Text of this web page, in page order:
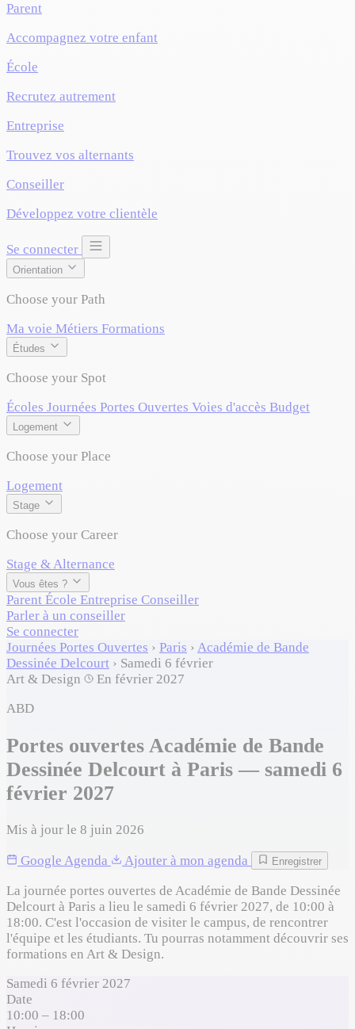
Parent
Accompagnez votre enfant
École
Recrutez autrement
Entreprise
Trouvez vos alternants
Conseiller
Développez votre clientèle
Se connecter
Orientation
Choose your Path
Ma voie Métiers Formations
Études
Choose your Spot
Écoles Journées Portes Ouvertes Voies d'accès Budget
Logement
Choose your Place
Logement
Stage
Choose your Career
Stage & Alternance
Vous êtes ?
Parent École Entreprise Conseiller
Parler à un conseiller
Se connecter
Journées Portes Ouvertes › Paris › Académie de Bande
Dessinée Delcourt › Samedi 6 février
Art & Design
En février 2027
ABD
Portes ouvertes Académie de Bande
Dessinée Delcourt à Paris — samedi 6
février 2027
Mis à jour le 8 juin 2026
Google Agenda Ajouter à mon agenda Enregistrer
La journée portes ouvertes de Académie de Bande Dessinée
Delcourt à Paris a lieu le samedi 6 février 2027, de 10:00 à
18:00. C'est l'occasion de visiter le campus, de rencontrer
l'équipe et les étudiants. Tu pourras notamment découvrir ses
formations en Art & Design.
Samedi 6 février 2027
Date
10:00 – 18:00